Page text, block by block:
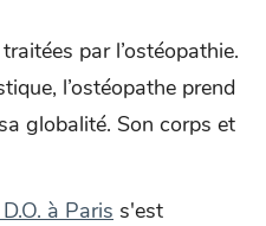
par l’ostéopathie.
l’ostéopathe prend
globalité. Son corps et
à Paris s'est